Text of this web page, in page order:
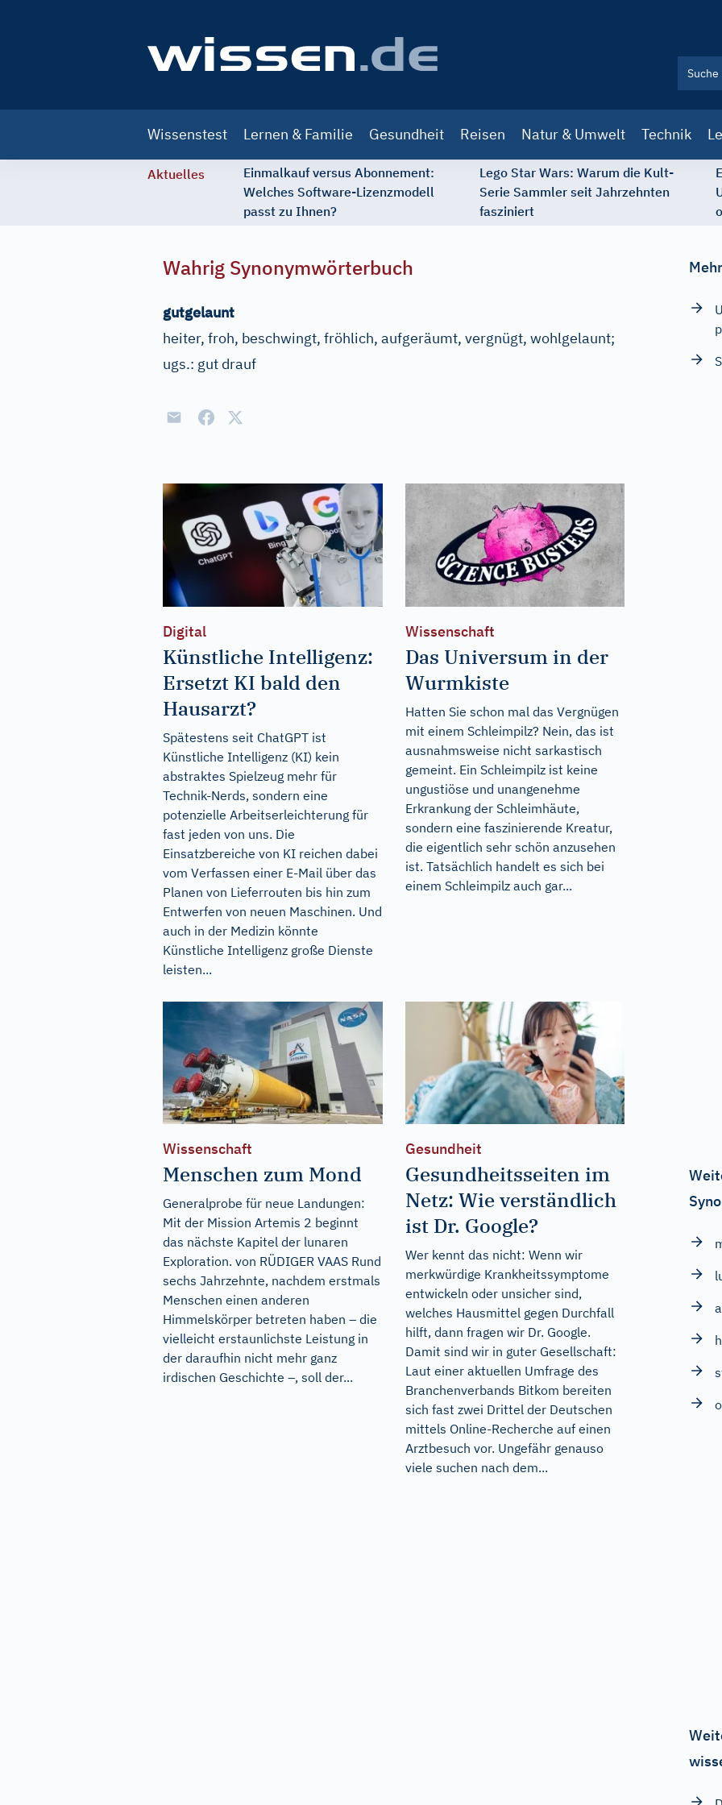
navigation
Wissenstest Lernen & Familie Gesundheit Reisen Natur & Umwelt Technik
Aktuelles
Einmalkauf versus Abonnement:
Welches Software-Lizenzmodell
passt zu Ihnen?
Lego Star Wars: Warum die Kult-
Serie Sammler seit Jahrzehnten
fasziniert
Wahrig Synonymwörterbuch
gutgelaunt
heiter, froh, beschwingt, fröhlich, aufgeräumt, vergnügt, wohlgelaunt;
ugs.: gut drauf
Digital
Künstliche Intelligenz:
Ersetzt KI bald den
Hausarzt?
Spätestens seit ChatGPT ist
Künstliche Intelligenz (KI) kein
abstraktes Spielzeug mehr für
Technik-Nerds, sondern eine
potenzielle Arbeitserleichterung für
fast jeden von uns. Die
Einsatzbereiche von KI reichen dabei
vom Verfassen einer E-Mail über das
Planen von Lieferrouten bis hin zum
Entwerfen von neuen Maschinen. Und
auch in der Medizin könnte
Künstliche Intelligenz große Dienste
leisten...
Wissenschaft
Das Universum in der
Wurmkiste
Hatten Sie schon mal das Vergnügen
mit einem Schleimpilz? Nein, das ist
ausnahmsweise nicht sarkastisch
gemeint. Ein Schleimpilz ist keine
ungustiöse und unangenehme
Erkrankung der Schleimhäute,
sondern eine faszinierende Kreatur,
die eigentlich sehr schön anzusehen
ist. Tatsächlich handelt es sich bei
einem Schleimpilz auch gar...
Wissenschaft
Menschen zum Mond
Generalprobe für neue Landungen:
Mit der Mission Artemis 2 beginnt
das nächste Kapitel der lunaren
Exploration. von RÜDIGER VAAS Rund
sechs Jahrzehnte, nachdem erstmals
Menschen einen anderen
Himmelskörper betreten haben – die
vielleicht erstaunlichste Leistung in
der daraufhin nicht mehr ganz
irdischen Geschichte –, soll der...
Gesundheit
Gesundheitsseiten im
Netz: Wie verständlich
ist Dr. Google?
Wer kennt das nicht: Wenn wir
merkwürdige Krankheitssymptome
entwickeln oder unsicher sind,
welches Hausmittel gegen Durchfall
hilft, dann fragen wir Dr. Google.
Damit sind wir in guter Gesellschaft:
Laut einer aktuellen Umfrage des
Branchenverbands Bitkom bereiten
sich fast zwei Drittel der Deutschen
mittels Online-Recherche auf einen
Arztbesuch vor. Ungefähr genauso
viele suchen nach dem...